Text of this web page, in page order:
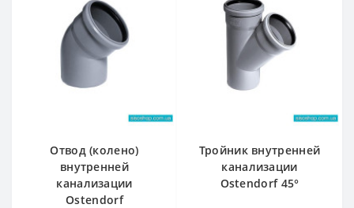
Отвод (колено)
внутренней
канализации
Ostendorf
Тройник внутренней
канализации
Ostendorf 45°